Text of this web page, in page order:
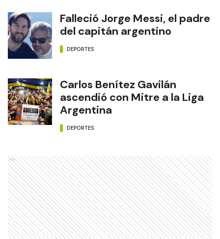
Falleció Jorge Messi, el padre
del capitán argentino
DEPORTES
Carlos Benítez Gavilán
ascendió con Mitre a la Liga
Argentina
DEPORTES
Ads